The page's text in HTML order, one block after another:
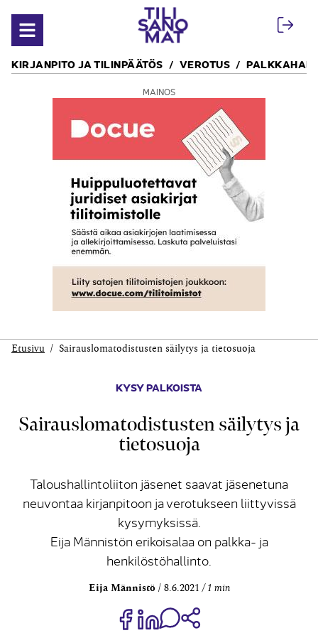
Avaa valikko
KIRJANPITO JA TILINPÄÄTÖS VEROTUS
MAINOS
Etusivu Sairauslomatodistusten säilytys ja tietosuoja
KYSY PALKOISTA
Sairauslomatodistusten säilytys ja
tietosuoja
Taloushallintoliiton jäsenet saavat jäsenetuna
neuvontaa kirjanpitoon ja verotukseen liittyvissä
kysymyksissä.
Eija Männistön erikoisalaa on palkka- ja
henkilöstöhallinto.
Eija Männistö 8.6.2021 1 min
Jaa Share on Facebook
Jaa Share on LinkedIn
Jaa WhatsApp-viestinä